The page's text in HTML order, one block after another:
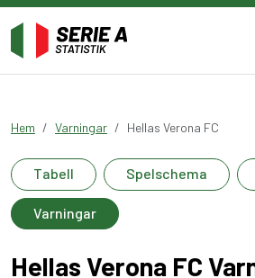
Hem Varningar Hellas Verona FC
Tabell Spelschema
Varningar
Hellas Verona FC